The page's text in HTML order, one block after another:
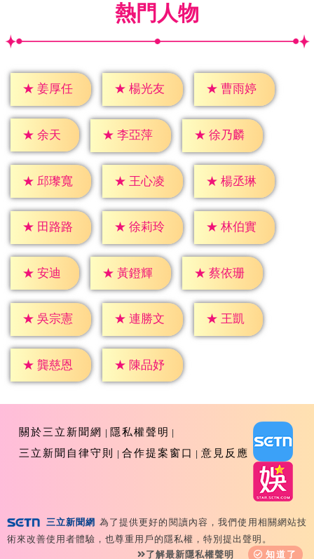
熱門人物
★ 姜厚任 ★ 楊光友 ★ 曹雨婷
★ 余天 ★ 李亞萍 ★ 徐乃麟
★ 邱瓈寬 ★ 王心凌 ★ 楊丞琳
★ 田路路 ★ 徐莉玲 ★ 林伯實
★ 安迪 ★ 黃鐙輝 ★ 蔡依珊
★ 吳宗憲 ★ 連勝文 ★ 王凱
★ 龔慈恩 ★ 陳品妤
關於三立新聞網
隱私權聲明
三立新聞自律守則
合作提案窗口 意見反應
Reserved 版權所有 盜用必究 台北市內湖區舊宗路一段159
三立新聞網 為了提供更好的閱讀內容，我們使用相關網站技
術來改善使用者體驗，也尊重用戶的隱私權，特別提出聲明。
了解最新隱私權聲明
知道了